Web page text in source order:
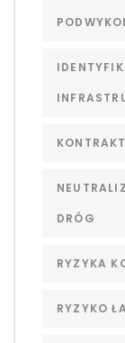
DRÓG
RYZYKA
RYZYKO